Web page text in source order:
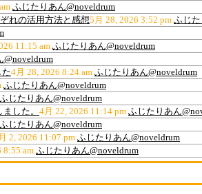
ふじたりあん@noveldrum
れの活用方法と感想5月 28, 2026 3:52 pm ふじ
11:15 am ふじたりあん@noveldrum
@noveldrum
4月 28, 2026 8:24 am ふじたりあん@noveldrum
ふじたりあん@noveldrum
ふじたりあん@noveldrum
した。 4月 22, 2026 11:14 pm ふじたりあん
ふじたりあん@noveldrum
2, 2026 11:07 pmふじたりあん@noveldrum
8:55 am ふじたりあん@noveldrum